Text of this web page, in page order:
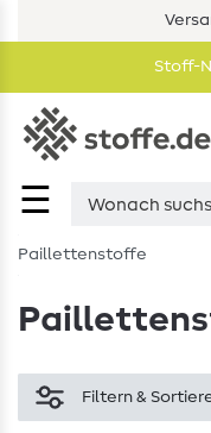
Stoff-
☰
Paillettenstoffe
Filtern &